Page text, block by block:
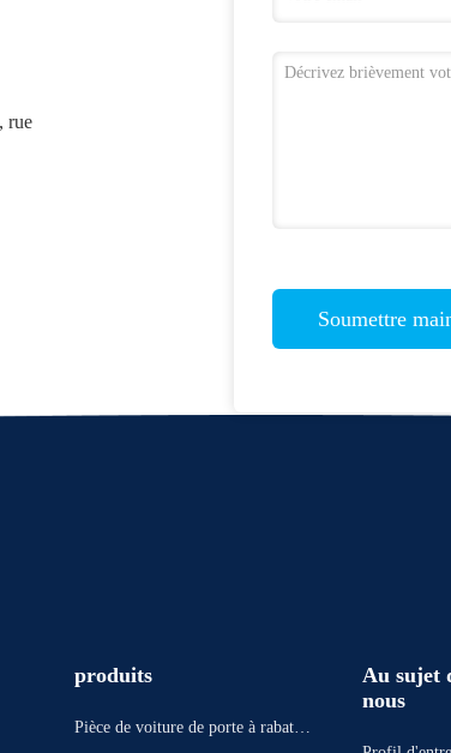
rue
Soumettre
produits
Pièce de voiture de porte à rabatte
Au sujet
nous